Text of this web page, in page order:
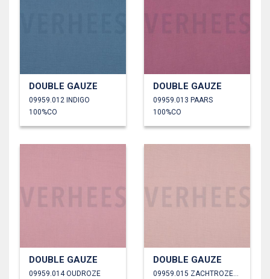
DOUBLE GAUZE
09959.012 INDIGO
100%CO
DOUBLE GAUZE
09959.013 PAARS
100%CO
DOUBLE GAUZE
09959.014 OUDROZE
DOUBLE GAUZE
09959.015 ZACHTROZE/OUDROZE